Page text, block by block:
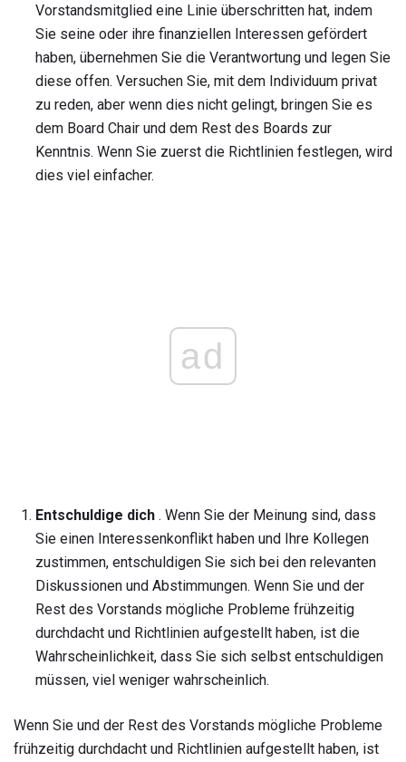
Vorstandsmitglied eine Linie überschritten hat, indem
Sie seine oder ihre finanziellen Interessen gefördert
haben, übernehmen Sie die Verantwortung und legen Sie
diese offen. Versuchen Sie, mit dem Individuum privat
zu reden, aber wenn dies nicht gelingt, bringen Sie es
dem Board Chair und dem Rest des Boards zur
Kenntnis. Wenn Sie zuerst die Richtlinien festlegen, wird
dies viel einfacher.
ad
Entschuldige dich . Wenn Sie der Meinung sind, dass
Sie einen Interessenkonflikt haben und Ihre Kollegen
zustimmen, entschuldigen Sie sich bei den relevanten
Diskussionen und Abstimmungen. Wenn Sie und der
Rest des Vorstands mögliche Probleme frühzeitig
durchdacht und Richtlinien aufgestellt haben, ist die
Wahrscheinlichkeit, dass Sie sich selbst entschuldigen
müssen, viel weniger wahrscheinlich.
Wenn Sie und der Rest des Vorstands mögliche Probleme
frühzeitig durchdacht und Richtlinien aufgestellt haben, ist